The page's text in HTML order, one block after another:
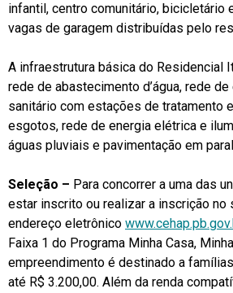
infantil, centro comunitário, bicicletário
vagas de garagem distribuídas pelo
A infraestrutura básica do Residencial
rede de abastecimento d’água, rede
sanitário com estações de tratamento
esgotos, rede de energia elétrica e
águas pluviais e pavimentação em
Seleção – Para concorrer a uma das
estar inscrito ou realizar a inscrição no
endereço eletrônico
Faixa 1 do Programa Minha Casa,
empreendimento é destinado a
até R$ 3.200,00. Além da renda